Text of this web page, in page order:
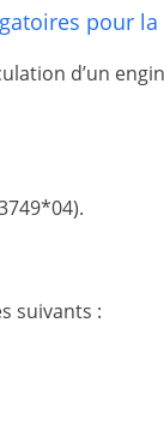
pour la
d’un
suivants :